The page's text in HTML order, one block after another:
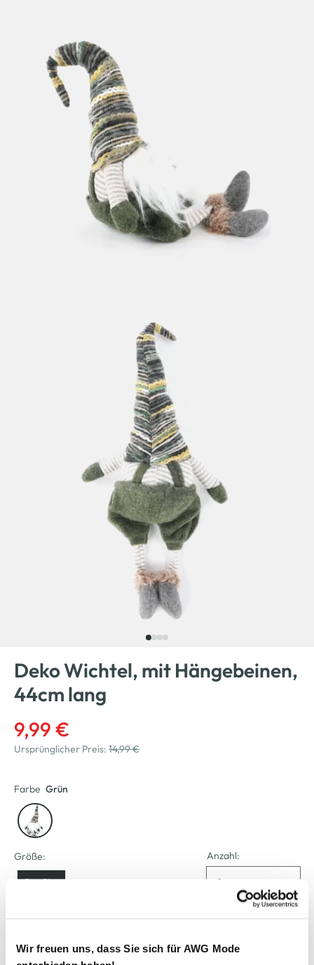
Wir freuen uns, dass Sie sich für AWG Mode
Deko Wichtel, mit Hängebeinen,
44cm lang
9,99 €
Ursprünglicher Preis: 14,99 €
Farbe Grün
Größe:
OneSize
Anzahl: